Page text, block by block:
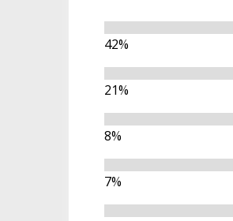
42%
21%
8%
7%